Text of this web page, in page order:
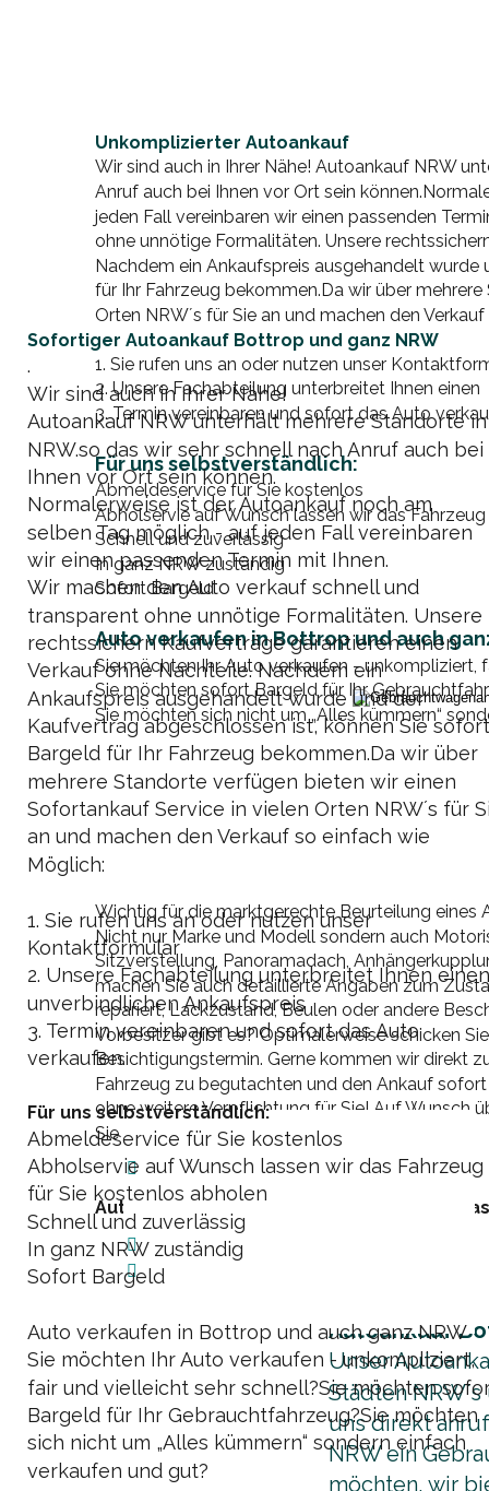
Unkomplizierter Autoankauf
Wir sind auch in Ihrer Nähe! Autoankauf NRW
Anruf auch bei Ihnen vor Ort sein
jeden Fall vereinbaren wir einen passenden
ohne unnötige Formalitäten. Unsere
Nachdem ein Ankaufspreis ausgehandelt
für Ihr Fahrzeug bekommen.Da wir über
Orten NRW´s für Sie an und machen den
1. Sie rufen uns an oder nutzen unser
2. Unsere Fachabteilung unterbreitet Ihnen
3. Termin vereinbaren und sofort das Auto
Für uns selbstverständlich:
Abmeldeservice für Sie kostenlos
Abholservie auf Wunsch lassen wir das
Schnell und zuverlässig
In ganz NRW zuständig
Sofort Bargeld
Auto verkaufen in Bottrop und auch
Sie möchten Ihr Auto verkaufen - unkompliziert,
Sie möchten sofort Bargeld für Ihr
Sie möchten sich nicht um „Alles kümmern“
Wichtig für die marktgerechte Beurteilung eines
Nicht nur Marke und Modell sondern auch
Sitzverstellung, Panoramadach,
machen Sie auch detaillierte Angaben zum
repariert, Lackzustand, Beulen oder andere
Vorbesitzer gibt es? Optimalerweise schicken
Besichtigungstermin. Gerne kommen wir direkt
Fahrzeug zu begutachten und den Ankauf
ohne weitere Verpflichtung für Sie! Auf Wunsch
Sie kostenlos als Serviceleistung.
Autoankauf Bottrop NRW - Wir möchten
Autoankauf
Unser
Städten
uns direkt
NRW ein
möchten, wir



Sofortiger Autoankauf Bottrop und ganz NRW
.
Wir sind auch in Ihrer Nähe!
Autoankauf NRW unterhält mehrere Standorte
NRW.so das wir sehr schnell nach Anruf auch bei
Ihnen vor Ort sein können.
Normalerweise ist der Autoankauf noch am
selben Tag möglich - auf jeden Fall vereinbaren
wir einen passenden Termin mit Ihnen.
Wir machen den Auto verkauf schnell und
transparent ohne unnötige Formalitäten. Unsere
rechtssichern Kaufverträge garantieren einen
Verkauf ohne Nachteile. Nachdem ein
Ankaufspreis ausgehandelt wurde und der
Kaufvertrag abgeschlossen ist, können Sie
Bargeld für Ihr Fahrzeug bekommen.Da wir über
mehrere Standorte verfügen bieten wir einen
Sofortankauf Service in vielen Orten NRW´s für
an und machen den Verkauf so einfach wie
Möglich:
1. Sie rufen uns an oder nutzen unser
Kontaktformular
2. Unsere Fachabteilung unterbreitet Ihnen
unverbindlichen Ankaufspreis
3. Termin vereinbaren und sofort das Auto
verkaufen.
Für uns selbstverständlich:
Abmeldeservice für Sie kostenlos
Abholservie auf Wunsch lassen wir das Fahrzeug
für Sie kostenlos abholen
Schnell und zuverlässig
In ganz NRW zuständig
Sofort Bargeld
Auto verkaufen in Bottrop und auch ganz NRW
Sie möchten Ihr Auto verkaufen - unkompliziert,
fair und vielleicht sehr schnell?Sie möchten
Bargeld für Ihr Gebrauchtfahrzeug?Sie möchten
sich nicht um „Alles kümmern“ sondern einfach
verkaufen und gut?